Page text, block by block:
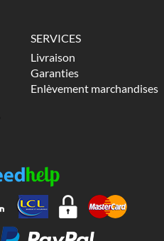
SERVICES
Livraison
Garanties
Enlèvement marchandises